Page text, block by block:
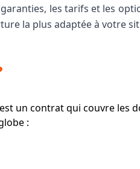
les tarifs et les
la plus adaptée à votre
un contrat qui couvre les
: